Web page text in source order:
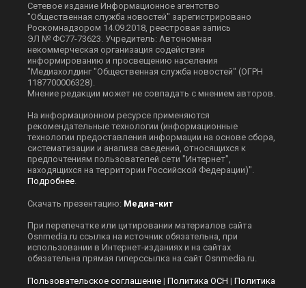
Сетевое издание Информационное агентство
"Общественная служба новостей" зарегистрировано
Роскомнадзором 14.09.2018, реестровая запись
ЭЛ № ФС77-73623. Учредитель: Автономная
некоммерческая организация содействия
информированию и просвещению населения
"Медиахолдинг "Общественная служба новостей" (ОГРН
1187700006328).
Мнение редакции может не совпадать с мнением авторов.
На информационном ресурсе применяются
рекомендательные технологии (информационные
технологии предоставления информации на основе сбора,
систематизации и анализа сведений, относящихся к
предпочтениям пользователей сети "Интернет",
находящихся на территории Российской Федерации)".
Подробнее.
Скачать презентацию: Медиа-кит
При перепечатке или цитировании материалов сайта
Оsnmedia.ru ссылка на источник обязательна, при
использовании в Интернет-изданиях и на сайтах
обязательна прямая гиперссылка на сайт Оsnmedia.ru.
Пользовательское соглашение | Политика ОСН | Политика